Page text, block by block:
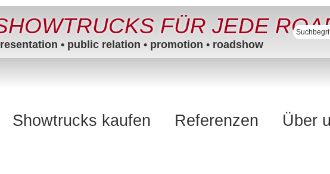
FÜR JEDE
• public relation • promotion • roadshow
Showtrucks kaufen Referenzen Über